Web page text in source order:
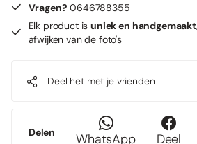
Vragen? 0646788355
Elk product isuniek en handgemaakt
afwijken van de foto's
Deel het met je vrienden
Delen WhatsApp Deel